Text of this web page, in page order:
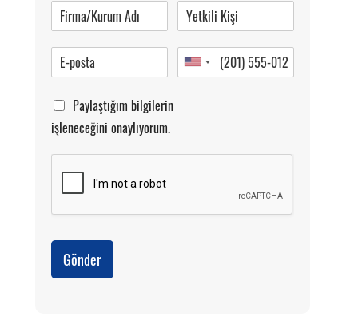
Paylaştığım bilgilerin
işleneceğini onaylıyorum.
Gönder